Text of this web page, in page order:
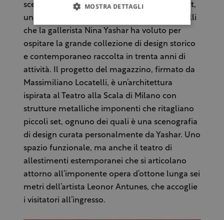
scelto una location particolare, Nilufar Depot,
uno spazio di 1.500 metri quadrati su tre livelli
che la gallerista Nina Yashar ha voluto per
ospitare la grande collezione di design storico
e contemporaneo raccolta in trenta anni di
attività. Il progetto del magazzino, firmato da
Massimiliano Locatelli, è un’architettura
ispirata al Teatro alla Scala di Milano con
strutture metalliche imponenti che ritagliano
piccoli set, ognuno dei quali è una scenografia
di design curata personalmente da Yashar. Uno
spazio funzionale, ma anche il teatro di
allestimenti estemporanei che si articolano
attorno all’imponente opera d’ottone lunga sei
metri dell’artista Leonor Antunes, che accoglie
i visitatori all’ingresso.
MOSTRA DETTAGLI